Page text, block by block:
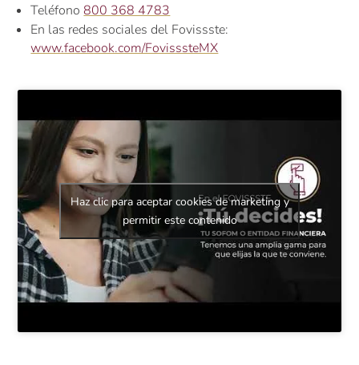
Teléfono 800 368 4783
En las redes sociales del Fovissste:
www.facebook.com/FovisssteMX
Haz clic para aceptar cookies de marketing y
permitir este contenido